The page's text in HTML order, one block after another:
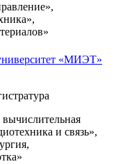
«МИЭТ»
и связь»,